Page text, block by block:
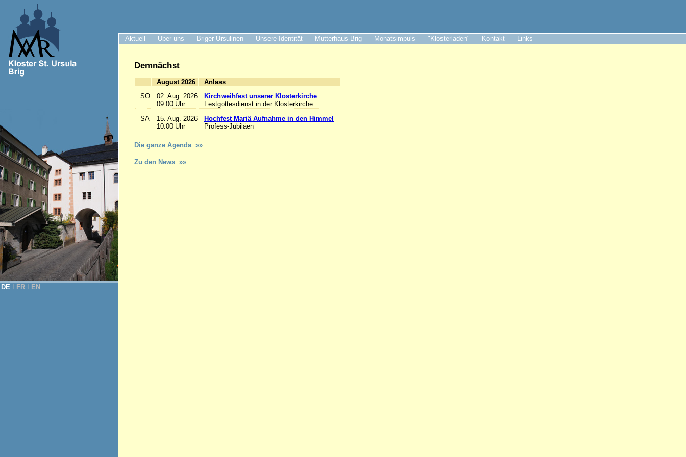
Aktuell Über uns Briger Ursulinen Unsere Identität Mutterhaus Brig Monatsimpuls "Klosterladen" Kontakt Links
DE FR EN
Demnächst
August 2026
Anlass
SO
02. Aug. 2026
09:00 Uhr
Kirchweihfest unserer Klosterkirche
Festgottesdienst in der Klosterkirche
SA
15. Aug. 2026
10:00 Uhr
Hochfest Mariä Aufnahme in den Himmel
Profess-Jubiläen
Die ganze Agenda »»
Zu den News »»